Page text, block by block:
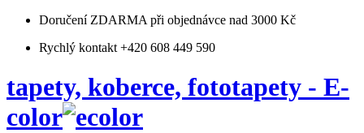
Doručení ZDARMA při objednávce nad 3000 Kč
Rychlý kontakt +420 608 449 590
tapety, koberce, fototapety - E-
color